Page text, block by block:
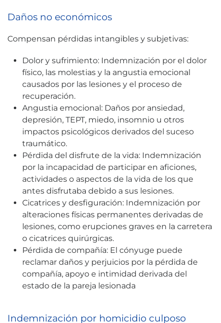
Daños no económicos
Compensan pérdidas intangibles y subjetivas:
Dolor y sufrimiento: Indemnización por el dolor
físico, las molestias y la angustia emocional
causados por las lesiones y el proceso de
recuperación.
Angustia emocional: Daños por ansiedad,
depresión, TEPT, miedo, insomnio u otros
impactos psicológicos derivados del suceso
traumático.
Pérdida del disfrute de la vida: Indemnización
por la incapacidad de participar en aficiones,
actividades o aspectos de la vida de los que
antes disfrutaba debido a sus lesiones.
Cicatrices y desfiguración: Indemnización por
alteraciones físicas permanentes derivadas de
lesiones, como erupciones graves en la carretera
o cicatrices quirúrgicas.
Pérdida de compañía: El cónyuge puede
reclamar daños y perjuicios por la pérdida de
compañía, apoyo e intimidad derivada del
estado de la pareja lesionada
Indemnización por homicidio culposo